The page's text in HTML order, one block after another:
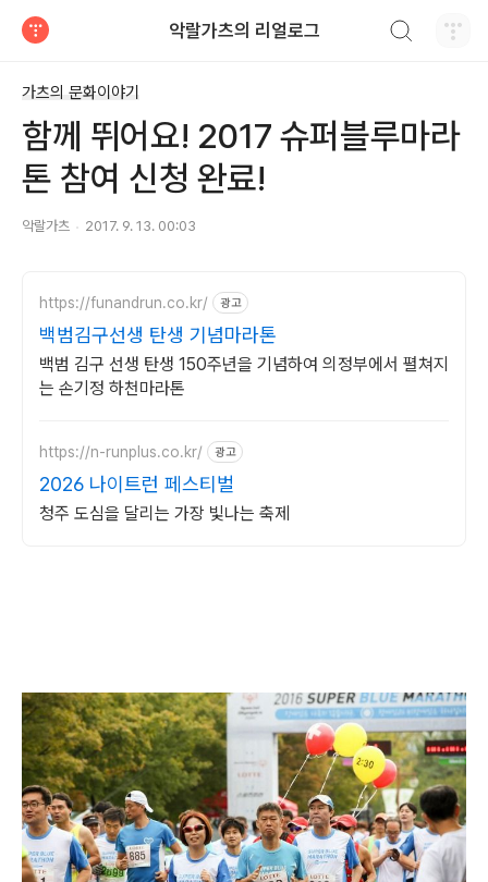
악랄가츠의 리얼로그
가츠의 문화이야기
함께 뛰어요! 2017 슈퍼블루마라
톤 참여 신청 완료!
악랄가츠 2017. 9. 13. 00:03
https://funandrun.co.kr/ 광고
백범김구선생 탄생 기념마라톤
백범 김구 선생 탄생 150주년을 기념하여 의정부에서 펼쳐지
는 손기정 하천마라톤
https://n-runplus.co.kr/ 광고
2026 나이트런 페스티벌
청주 도심을 달리는 가장 빛나는 축제